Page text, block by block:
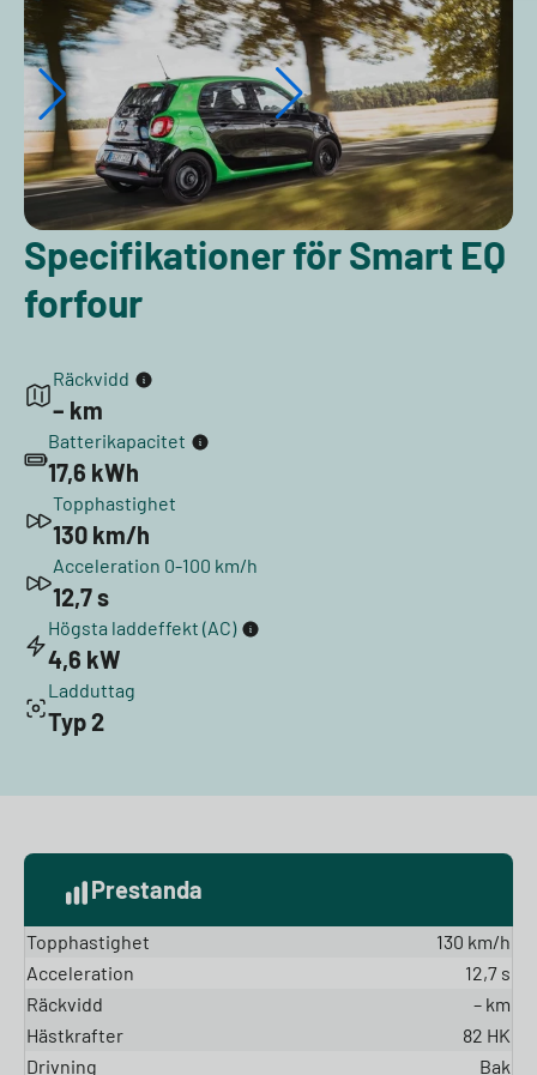
Specifikationer för Smart EQ
forfour
Räckvidd
– km
Batterikapacitet
17,6 kWh
Topphastighet
130 km/h
Acceleration 0-100 km/h
12,7 s
Högsta laddeffekt (AC)
4,6 kW
Ladduttag
Typ 2
Prestanda
Topphastighet
130 km/h
Acceleration
12,7 s
Räckvidd
– km
Hästkrafter
82 HK
Drivning
Bak